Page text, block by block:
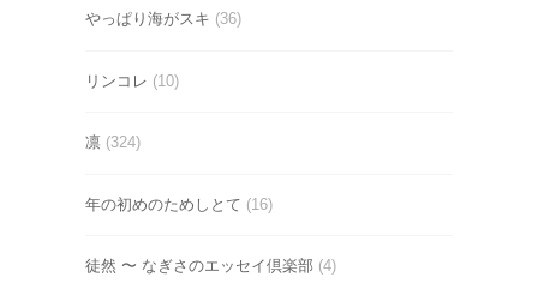
やっぱり海がスキ (36)
リンコレ (10)
凛 (324)
年の初めのためしとて (16)
徒然 〜 なぎさのエッセイ倶楽部 (4)